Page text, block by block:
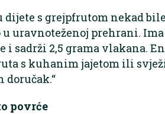
dijete s grejpfrutom nekad
u uravnoteženoj prehrani. Ima
i sadrži 2,5 grama vlakana.
s kuhanim jajetom ili
doručak.“
povrće